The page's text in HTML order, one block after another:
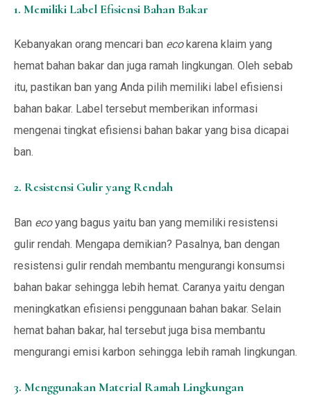
1. Memiliki Label Efisiensi Bahan Bakar
Kebanyakan orang mencari ban eco karena klaim yang
hemat bahan bakar dan juga ramah lingkungan. Oleh sebab
itu, pastikan ban yang Anda pilih memiliki label efisiensi
bahan bakar. Label tersebut memberikan informasi
mengenai tingkat efisiensi bahan bakar yang bisa dicapai
ban.
2. Resistensi Gulir yang Rendah
Ban ecoyang bagus yaitu ban yang memiliki resistensi
gulir rendah. Mengapa demikian? Pasalnya, ban dengan
resistensi gulir rendah membantu mengurangi konsumsi
bahan bakar sehingga lebih hemat. Caranya yaitu dengan
meningkatkan efisiensi penggunaan bahan bakar. Selain
hemat bahan bakar, hal tersebut juga bisa membantu
mengurangi emisi karbon sehingga lebih ramah lingkungan.
3. Menggunakan Material Ramah Lingkungan